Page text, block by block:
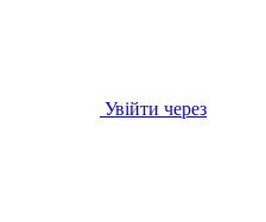
Увійти через